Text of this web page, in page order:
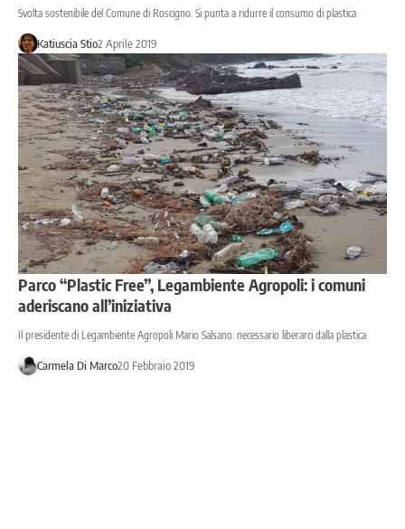
Svolta sostenibile del Comune di Roscigno. Si punta a ridurre il consumo di plastica
Katiuscia Stio2 Aprile 2019
Parco “Plastic Free”, Legambiente Agropoli: i comuni
aderiscano all’iniziativa
Il presidente di Legambiente Agropoli Mario Salsano: necessario liberarci dalla plastica
Carmela Di Marco20 Febbraio 2019